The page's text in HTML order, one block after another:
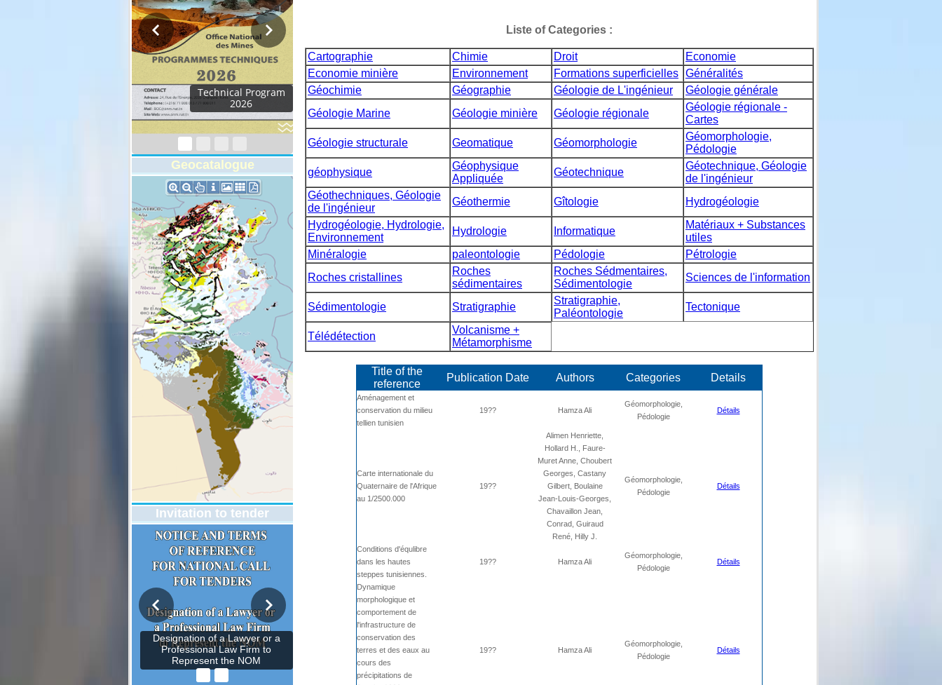
Activity Report 2024
Geocatalogue
Invitation to tender
Designation of a Lawyer or a
Professional Law Firm to
Represent the NOM
Liste of Categories :
Cartographie Chimie Droit
Economie
Economie minière
Environnement Formations superficielles Généralités
Géochimie
Géographie Géologie de L'ingénieur
Géologie générale
Géologie Marine
Géologie minière Géologie régionale
Géologie régionale -
Cartes
Géologie structurale
Geomatique Géomorphologie
Géomorphologie,
Pédologie
géophysique
Géophysique
Appliquée
Géotechnique
Géotechnique, Géologie
de l'ingénieur
Géothechniques, Géologie
de l'ingénieur
Géothermie Gîtologie
Hydrogéologie
Hydrogéologie, Hydrologie,
Environnement
Hydrologie Informatique
Matériaux + Substances
utiles
Minéralogie
paleontologie Pédologie
Pétrologie
Roches cristallines
Roches
sédimentaires
Roches Sédmentaires,
Sédimentologie
Sciences de l'information
Sédimentologie Stratigraphie
Stratigraphie,
Paléontologie
Tectonique
Télédétection
Volcanisme +
Métamorphisme
Title of the
reference
Publication Date Authors Categories Details
Aménagement et
conservation du milieu
tellien tunisien
19?? Hamza Ali
Géomorphologie,
Pédologie
Détails
Carte internationale du
Quaternaire de l'Afrique
au 1/2500.000
19??
Alimen Henriette,
Hollard H., Faure-
Muret Anne, Choubert
Georges, Castany
Gilbert, Boulaine
Jean-Louis-Georges,
Chavaillon Jean,
Conrad, Guiraud
René, Hilly J.
Géomorphologie,
Pédologie
Détails
Conditions d'équlibre
dans les hautes
steppes tunisiennes.
19?? Hamza Ali
Géomorphologie,
Pédologie
Détails
Dynamique
morphologique et
comportement de
l'infrastructure de
conservation des
terres et des eaux au
cours des
précipitations de
19?? Hamza Ali
Géomorphologie,
Pédologie
Détails